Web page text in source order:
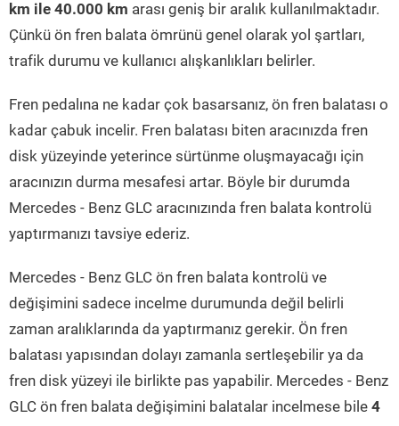
km ile 40.000 km arası geniş bir aralık kullanılmaktadır.
Çünkü ön fren balata ömrünü genel olarak yol şartları,
trafik durumu ve kullanıcı alışkanlıkları belirler.
Fren pedalına ne kadar çok basarsanız, ön fren balatası o
kadar çabuk incelir. Fren balatası biten aracınızda fren
disk yüzeyinde yeterince sürtünme oluşmayacağı için
aracınızın durma mesafesi artar. Böyle bir durumda
Mercedes - Benz GLC aracınızında fren balata kontrolü
yaptırmanızı tavsiye ederiz.
Mercedes - Benz GLC ön fren balata kontrolü ve
değişimini sadece incelme durumunda değil belirli
zaman aralıklarında da yaptırmanız gerekir. Ön fren
balatası yapısından dolayı zamanla sertleşebilir ya da
fren disk yüzeyi ile birlikte pas yapabilir. Mercedes - Benz
GLC ön fren balata değişimini balatalar incelmese bile 4